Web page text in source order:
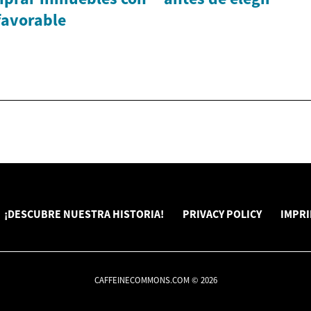
¡DESCUBRE NUESTRA HISTORIA! PRIVACY POLICY
CAFFEINECOMMONS.COM © 2026